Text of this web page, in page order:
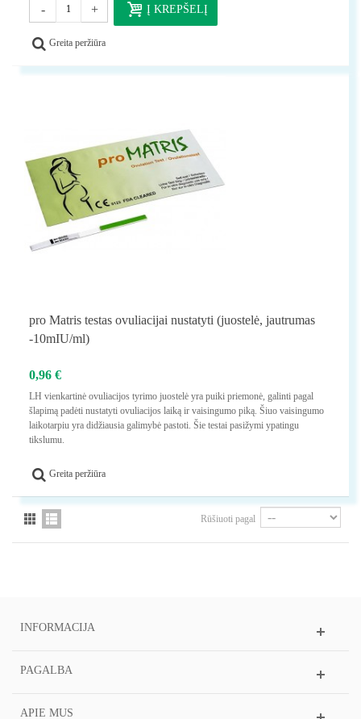
- + Į KREPŠELĮ
Greita peržiūra
pro Matris testas ovuliacijai nustatyti (juostelė, jautrumas
-10mIU/ml)
0,96 €
LH vienkartinė ovuliacijos tyrimo juostelė yra puiki priemonė, galinti pagal
šlapimą padėti nustatyti ovuliacijos laiką ir vaisingumo piką. Šiuo vaisingumo
laikotarpiu yra didžiausia galimybė pastoti. Šie testai pasižymi ypatingu
tikslumu.
Greita peržiūra
Rūšiuoti pagal
INFORMACIJA
PAGALBA
APIE MUS